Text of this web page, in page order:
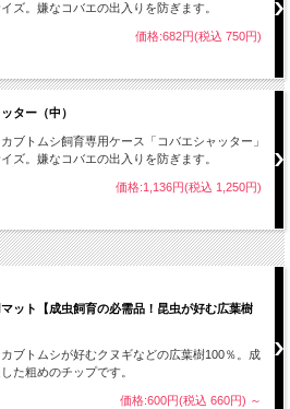
ズ。嫌なコバエの出入りを防ぎます。
価格:682円(税込 750円)
ター（中）
ブトムシ飼育専用ケース「コバエシャッター」
ズ。嫌なコバエの出入りを防ぎます。
価格:1,136円(税込 1,250円)
ット【成虫飼育の必需品！昆虫が好む広葉樹
ブトムシが好むクヌギなどの広葉樹100％。成
た粗めのチップです。
価格:600円(税込 660円) ～